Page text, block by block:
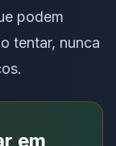
podem
tentar, nunca
em